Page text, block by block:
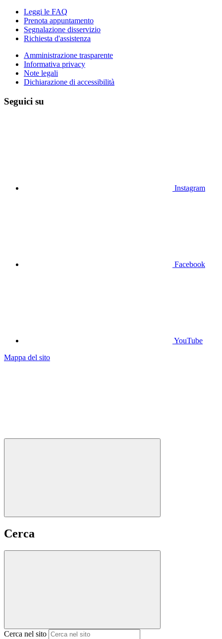
Leggi le FAQ
Prenota appuntamento
Segnalazione disservizio
Richiesta d'assistenza
Amministrazione trasparente
Informativa privacy
Note legali
Dichiarazione di accessibilità
Seguici su
Instagram
Facebook
YouTube
Mappa del sito
Cerca
Cerca nel sito